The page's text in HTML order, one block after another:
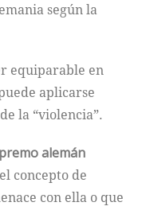
según la
equiparable en
aplicarse
la “violencia”.
alemán
concepto de
con ella o que